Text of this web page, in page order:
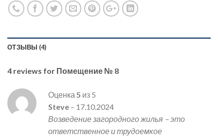
ОТЗЫВЫ (4)
4 reviews for Помещение № 8
Оценка 5 из 5
Steve – 17.10.2024
Возведение загородного жилья – это
ответственное и трудоемкое